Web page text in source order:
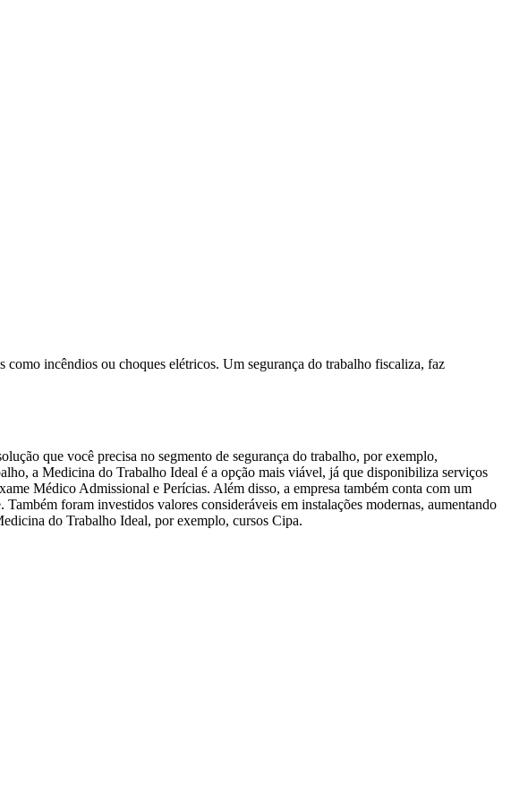
como incêndios ou choques elétricos. Um segurança do trabalho fiscaliza, faz
que você precisa no segmento de segurança do trabalho, por exemplo,
a Medicina do Trabalho Ideal é a opção mais viável, já que disponibiliza serviços
Médico Admissional e Perícias. Além disso, a empresa também conta com um
foram investidos valores consideráveis em instalações modernas, aumentando
do Trabalho Ideal, por exemplo, cursos Cipa.